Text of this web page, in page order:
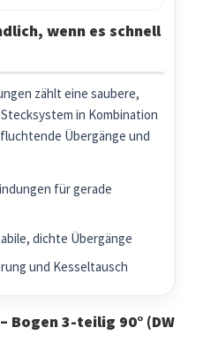
wenn es schnell
zählt eine saubere,
in Kombination
Übergänge und
für gerade
dichte Übergänge
und Kesseltausch
Bogen 3-teilig 90° (DW